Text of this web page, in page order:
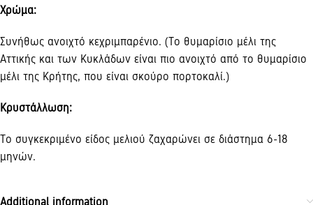
Χρώμα:
Συνήθως ανοιχτό κεχριμπαρένιο. (Tο θυμαρίσιο μέλι της
Aττικής και των Kυκλάδων είναι πιο ανοιχτό από το θυμαρίσιο
μέλι της Kρήτης, που είναι σκούρο πορτοκαλί.)
Kρυστάλλωση:
Tο συγκεκριμένο είδος μελιού ζαχαρώνει σε διάστημα 6-18
μηνών.
Additional information